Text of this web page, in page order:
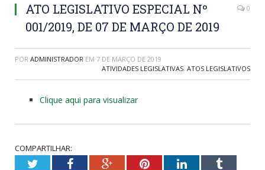
ATO LEGISLATIVO ESPECIAL Nº
001/2019, DE 07 DE MARÇO DE 2019
0
POR ADMINISTRADOR EM 7 DE MARÇO DE 2019
ATIVIDADES LEGISLATIVAS, ATOS LEGISLATIVOS
Clique aqui para visualizar
COMPARTILHAR:
TwitterFacebookGoogle+PinterestLinkedInTumblr